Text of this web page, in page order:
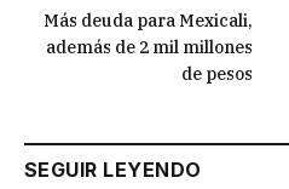
Más deuda para Mexicali,
además de 2 mil millones
de pesos
SEGUIR LEYENDO